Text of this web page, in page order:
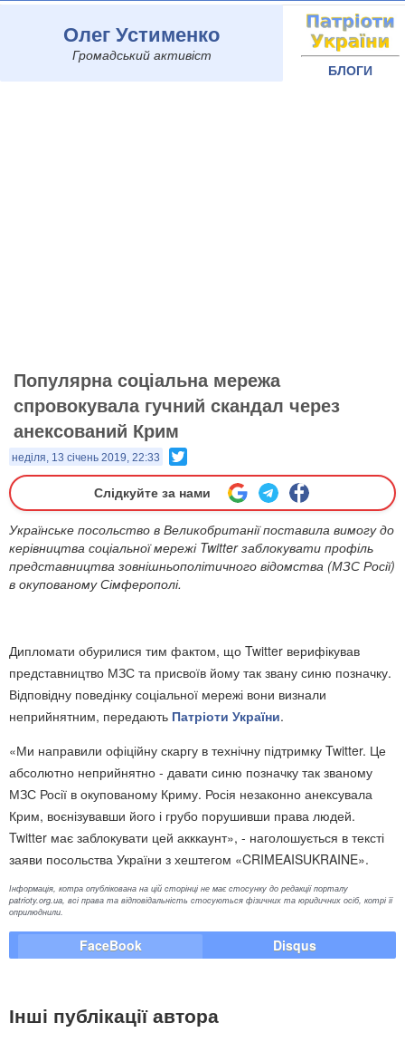
Олег Устименко
Громадський активіст
БЛОГИ
Популярна соціальна мережа
спровокувала гучний скандал через
анексований Крим
неділя, 13 січень 2019, 22:33
Слідкуйте за нами
Українське посольство в Великобританії поставила вимогу до
керівництва соціальної мережі Twitter заблокувати профіль
представництва зовнішньополітичного відомства (МЗС Росії)
в окупованому Сімферополі.
Дипломати обурилися тим фактом, що Twitter верифікував
представництво МЗС та присвоїв йому так звану синю позначку.
Відповідну поведінку соціальної мережі вони визнали
неприйнятним, передають Патріоти України.
«Ми направили офіційну скаргу в технічну підтримку Twitter. Це
абсолютно неприйнятно - давати синю позначку так званому
МЗС Росії в окупованому Криму. Росія незаконно анексувала
Крим, воєнізувавши його і грубо порушивши права людей.
Twitter має заблокувати цей акккаунт», - наголошується в тексті
заяви посольства України з хештегом «CRIMEAISUKRAINE».
Інформація, котра опублікована на цій сторінці не має стосунку до редакції порталу
patrioty.org.ua, всі права та відповідальність стосуються фізичних та юридичних осіб, котрі її
оприлюднили.
FaceBook Disqus
Інші публікації автора